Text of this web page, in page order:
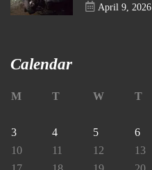
April 9, 2026
Calendar
M T W T
3
4 5 6
10
11 12 13